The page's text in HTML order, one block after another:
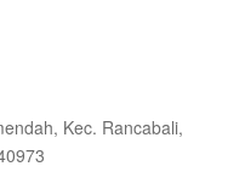
Kec. Rancabali,